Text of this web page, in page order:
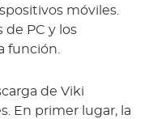
móviles.
de PC y los
función.
de Viki
En primer lugar, la